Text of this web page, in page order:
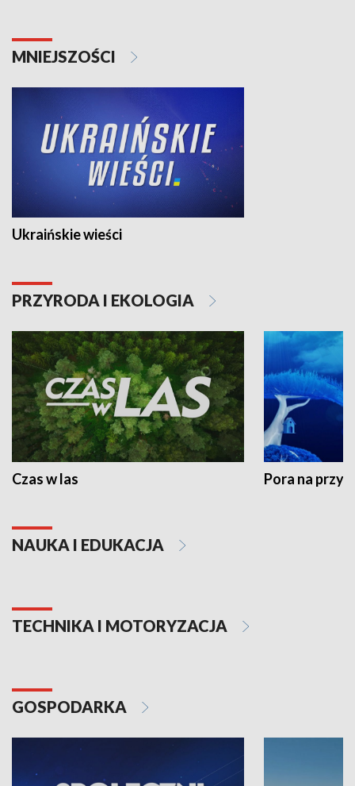
MNIEJSZOŚCI
Ukraińskie wieści
PRZYRODA I EKOLOGIA
Czas w las Pora na
NAUKA I EDUKACJA
TECHNIKA I MOTORYZACJA
GOSPODARKA